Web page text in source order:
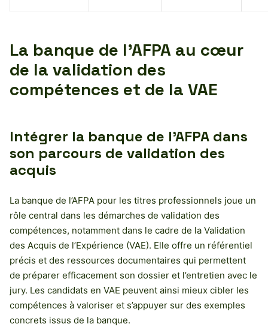
La banque de l’AFPA au cœur
de la validation des
compétences et de la VAE
Intégrer la banque de l’AFPA dans
son parcours de validation des
acquis
La banque de l’AFPA pour les titres professionnels joue un
rôle central dans les démarches de validation des
compétences, notamment dans le cadre de la Validation
des Acquis de l’Expérience (VAE). Elle offre un référentiel
précis et des ressources documentaires qui permettent
de préparer efficacement son dossier et l’entretien avec le
jury. Les candidats en VAE peuvent ainsi mieux cibler les
compétences à valoriser et s’appuyer sur des exemples
concrets issus de la banque.